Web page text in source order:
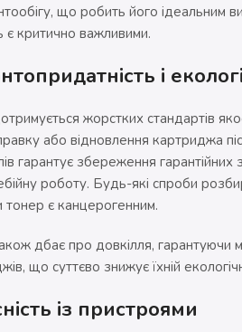
що робить його ідеальним
є критично важливими.
і
жорстких стандартів
або відновлення картриджа
гарантує збереження
роботу. Будь-які спроби
тонер є канцерогенним.
дбає про довкілля, гарантуючи
що суттєво знижує їхній
із пристроями